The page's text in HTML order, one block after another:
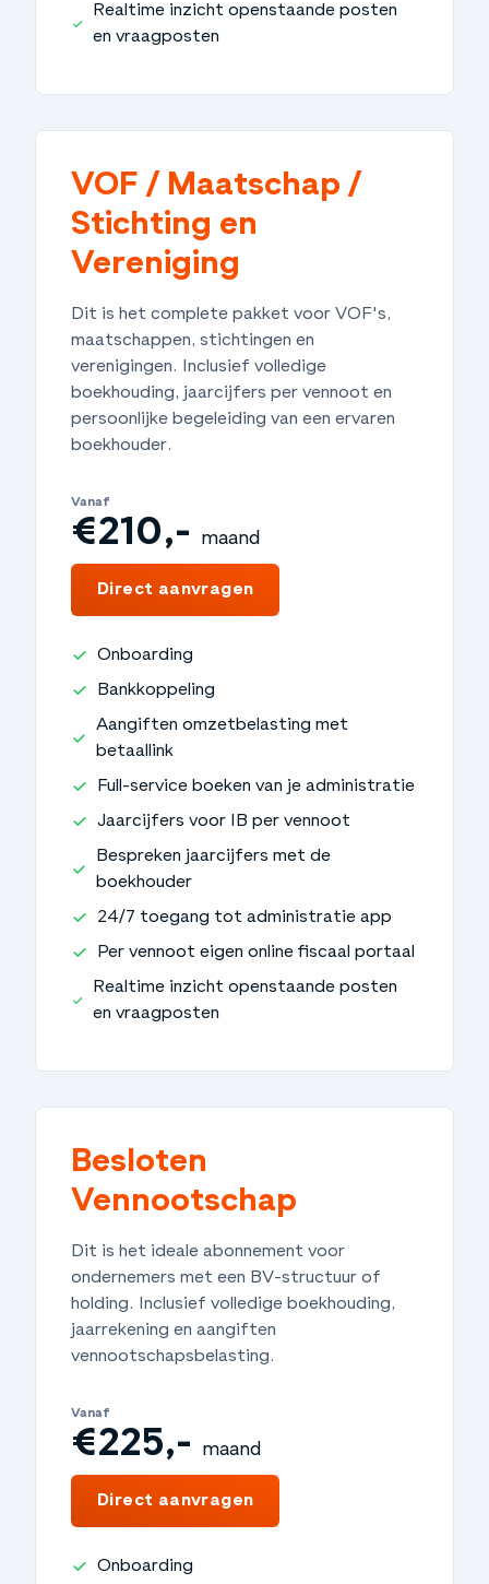
Realtime inzicht openstaande posten
en vraagposten
VOF / Maatschap /
Stichting en
Vereniging
Dit is het complete pakket voor VOF's,
maatschappen, stichtingen en
verenigingen. Inclusief volledige
boekhouding, jaarcijfers per vennoot en
persoonlijke begeleiding van een ervaren
boekhouder.
Vanaf
€210,- maand
€2.520,-jaar
Direct aanvragen
Onboarding
Bankkoppeling
Aangiften omzetbelasting met
betaallink
Full-service boeken van je administratie
Jaarcijfers voor IB per vennoot
Bespreken jaarcijfers met de
boekhouder
24/7 toegang tot administratie app
Per vennoot eigen online fiscaal portaal
Realtime inzicht openstaande posten
en vraagposten
Besloten
Vennootschap
Dit is het ideale abonnement voor
ondernemers met een BV-structuur of
holding. Inclusief volledige boekhouding,
jaarrekening en aangiften
vennootschapsbelasting.
Vanaf
€225,- maand
€2.700,-jaar
Direct aanvragen
Onboarding